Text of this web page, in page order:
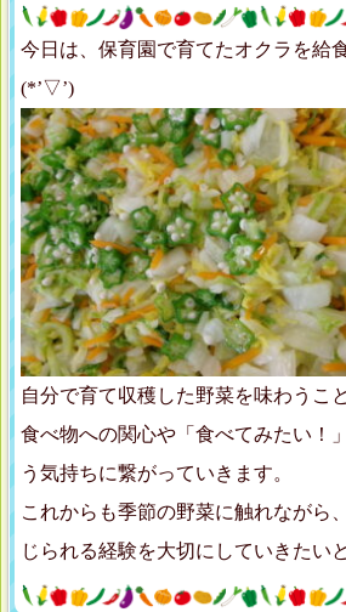
今日は、保育園で育てたオクラを給
(*’▽’)
自分で育て収穫した野菜を味わうこと
食べ物への関心や「食べてみたい！
う気持ちに繋がっていきます。
これからも季節の野菜に触れながら
じられる経験を大切にしていきたい